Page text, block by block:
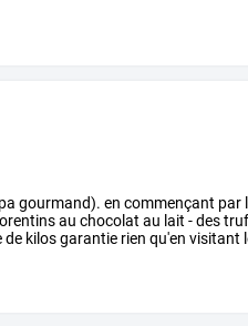
gourmand). en commençant par
au chocolat au lait - des
kilos garantie rien qu'en visitant